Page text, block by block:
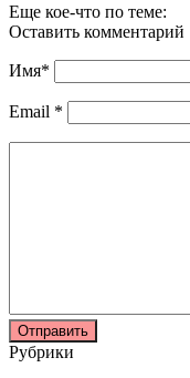
Еще кое-что по теме:
Оставить комментарий
Имя*
Email *
Рубрики